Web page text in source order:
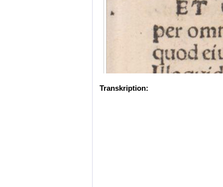
Transkription: